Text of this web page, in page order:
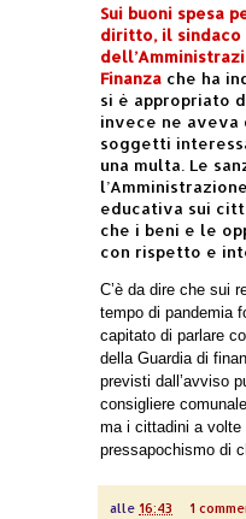
Sui buoni spesa
diritto, il sindaco
Finanza che ha
si è appropriato
invece ne aveva
soggetti
una multa. Le
educativa sui
che i beni e le
con rispetto e
C’è da dire che sui
tempo di pandemia
capitato di parlare
della Guardia di
previsti dall’avviso
consigliere
ma i cittadini a volte
pressapochismo di
alle 16:43 1